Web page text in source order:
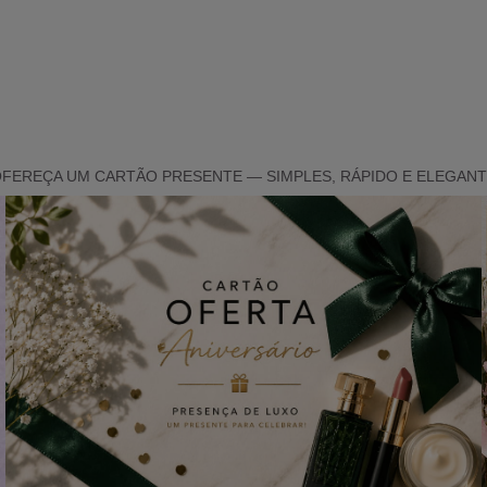
UM CARTÃO PRESENTE — SIMPLES, RÁPIDO E